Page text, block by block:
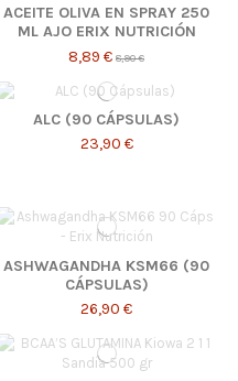
ACEITE OLIVA EN SPRAY 250
ML AJO ERIX NUTRICIÓN
8,89 € 8,90 €
ALC (90 CÁPSULAS)
23,90 €
ASHWAGANDHA KSM66 (90
CÁPSULAS)
26,90 €